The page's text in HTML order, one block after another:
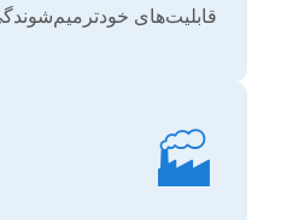
قابلیت‌های
🏭